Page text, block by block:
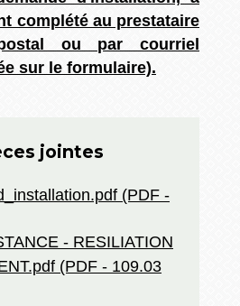
complété au prestataire
ou par courriel
sur le formulaire).
jointes
(PDF -
- RESILIATION
(PDF - 109.03